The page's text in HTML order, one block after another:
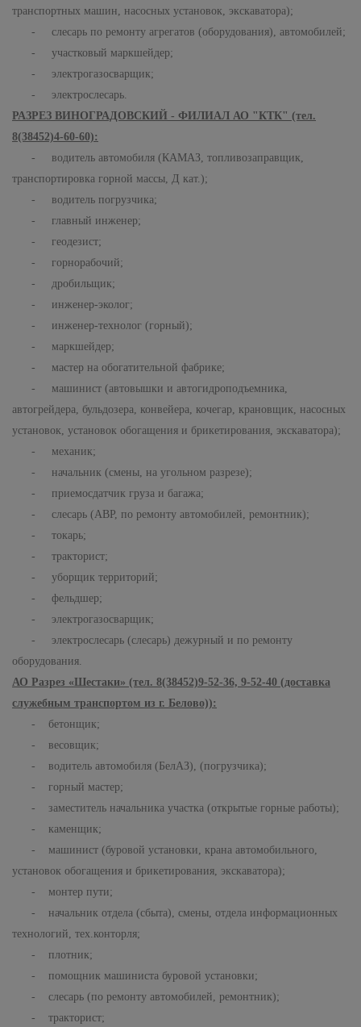
транспортных машин, насосных установок, экскаватора);
- слесарь по ремонту агрегатов (оборудования), автомобилей;
- участковый маркшейдер;
- электрогазосварщик;
- электрослесарь.
РАЗРЕЗ ВИНОГРАДОВСКИЙ - ФИЛИАЛ АО "КТК" (тел.
8(38452)4-60-60):
- водитель автомобиля (КАМАЗ, топливозаправщик,
транспортировка горной массы, Д кат.);
- водитель погрузчика;
- главный инженер;
- геодезист;
- горнорабочий;
- дробильщик;
- инженер-эколог;
- инженер-технолог (горный);
- маркшейдер;
- мастер на обогатительной фабрике;
- машинист (автовышки и автогидроподъемника,
автогрейдера, бульдозера, конвейера, кочегар, крановщик, насосных
установок, установок обогащения и брикетирования, экскаватора);
- механик;
- начальник (смены, на угольном разрезе);
- приемосдатчик груза и багажа;
- слесарь (АВР, по ремонту автомобилей, ремонтник);
- токарь;
- тракторист;
- уборщик территорий;
- фельдшер;
- электрогазосварщик;
- электрослесарь (слесарь) дежурный и по ремонту
оборудования.
АО Разрез «Шестаки» (тел. 8(38452)9-52-36, 9-52-40 (доставка
служебным транспортом из г. Белово)):
- бетонщик;
- весовщик;
- водитель автомобиля (БелАЗ), (погрузчика);
- горный мастер;
- заместитель начальника участка (открытые горные работы);
- каменщик;
- машинист (буровой установки, крана автомобильного,
установок обогащения и брикетирования, экскаватора);
- монтер пути;
- начальник отдела (сбыта), смены, отдела информационных
технологий, тех.конторля;
- плотник;
- помощник машиниста буровой установки;
- слесарь (по ремонту автомобилей, ремонтник);
- тракторист;